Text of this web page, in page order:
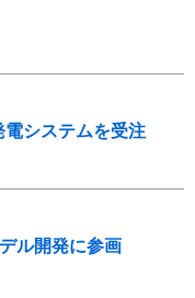
システムを受注
ル開発に参画